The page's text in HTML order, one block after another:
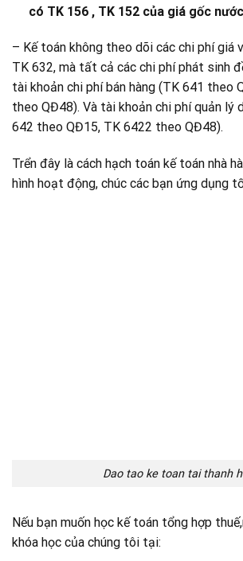
có TK 156 , TK 152 của giá gốc
– Kế toán không theo dõi các chi phí giá
TK 632, mà tất cả các chi phí phát sinh
tài khoản chi phí bán hàng (TK 641 theo
theo QĐ48). Và tài khoản chi phí quản lý
642 theo QĐ15, TK 6422 theo QĐ48).
Trển đây là cách hạch toán kế toán nhà
hình hoạt động, chúc các bạn ứng dụng
Dao tao ke toan tai thanh
Nếu bạn muốn học kế toán tổng hợp
khóa học của chúng tôi tại: